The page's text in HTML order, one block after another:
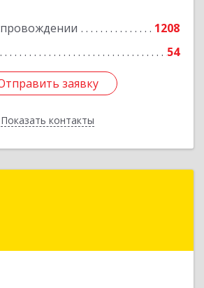
1208
54
заявку
Показать контакты
заявку
Назад
край, Ставрополь г,